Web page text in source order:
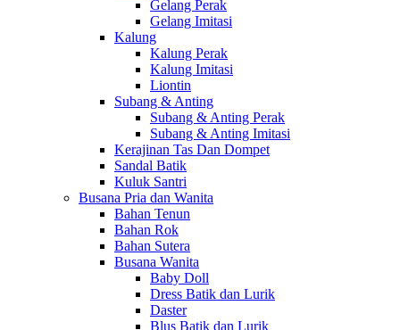
Gelang Perak
Gelang Imitasi
Kalung
Kalung Perak
Kalung Imitasi
Liontin
Subang & Anting
Subang & Anting Perak
Subang & Anting Imitasi
Kerajinan Tas Dan Dompet
Sandal Batik
Kuluk Santri
Busana Pria dan Wanita
Bahan Tenun
Bahan Rok
Bahan Sutera
Busana Wanita
Baby Doll
Dress Batik dan Lurik
Daster
Blus Batik dan Lurik